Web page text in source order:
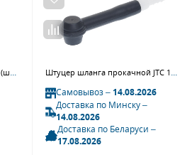
Самовывоз –14.08.2026
Доставка по Минску –
14.08.2026
Доставка по Беларуси –
17.08.2026